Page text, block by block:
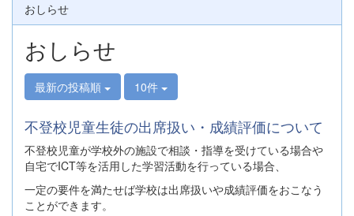
おしらせ
おしらせ
最新の投稿順 10件
不登校児童生徒の出席扱い・成績評価について
不登校児童が学校外の施設で相談・指導を受けている場合や
自宅でICT等を活用した学習活動を行っている場合、
一定の要件を満たせば学校は出席扱いや成績評価をおこなう
ことができます。